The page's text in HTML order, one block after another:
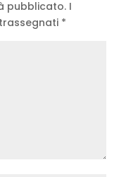
pubblicato. I
*